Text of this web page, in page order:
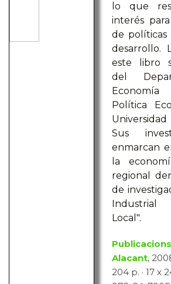
lo que
interés
de políticas
desarrollo.
este libro
del
Política
Sus
enmarcan
la
regional
de
Industrial
Local".
Alacant,
204 p. · 17 x